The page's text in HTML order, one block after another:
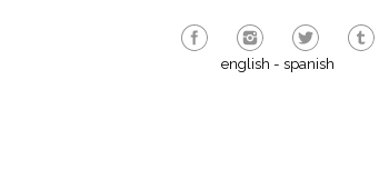
english - spanish